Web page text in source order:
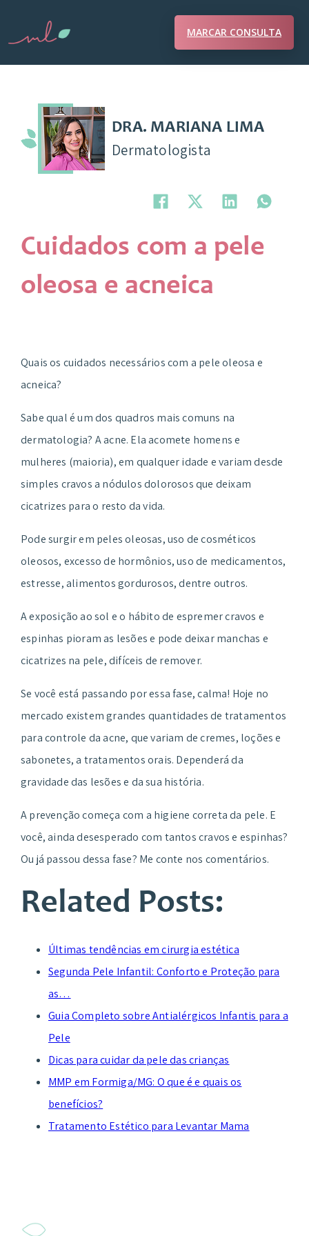
MARCAR CONSULTA
DRA. MARIANA LIMA
Dermatologista
Cuidados com a pele
oleosa e acneica
Quais os cuidados necessários com a pele oleosa e
acneica?
Sabe qual é um dos quadros mais comuns na
dermatologia? A acne. Ela acomete homens e
mulheres (maioria), em qualquer idade e variam desde
simples cravos a nódulos dolorosos que deixam
cicatrizes para o resto da vida.
Pode surgir em peles oleosas, uso de cosméticos
oleosos, excesso de hormônios, uso de medicamentos,
estresse, alimentos gordurosos, dentre outros.
A exposição ao sol e o hábito de espremer cravos e
espinhas pioram as lesões e pode deixar manchas e
cicatrizes na pele, difíceis de remover.
Se você está passando por essa fase, calma! Hoje no
mercado existem grandes quantidades de tratamentos
para controle da acne, que variam de cremes, loções e
sabonetes, a tratamentos orais. Dependerá da
gravidade das lesões e da sua história.
A prevenção começa com a higiene correta da pele. E
você, ainda desesperado com tantos cravos e espinhas?
Ou já passou dessa fase? Me conte nos comentários.
Related Posts:
Últimas tendências em cirurgia estética
Segunda Pele Infantil: Conforto e Proteção para
as…
Guia Completo sobre Antialérgicos Infantis para a
Pele
Dicas para cuidar da pele das crianças
MMP em Formiga/MG: O que é e quais os
benefícios?
Tratamento Estético para Levantar Mama